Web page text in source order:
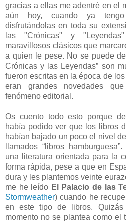
gracias a ellas me adentré en el
aún hoy, cuando ya
disfrutándolas en toda su
las "Crónicas" y
maravillosos clásicos que
a quien le pese. No se puede
Crónicas y las Leyendas” son
fueron escritas en la época de
eran grandes novedades
fenómeno editorial.
Os cuento todo esto porque
había podido ver que los libros
habían bajado un poco el nivel
llamados “libros
una literatura orientada para la
forma rápida, pese a que en
dura y les plantemos veinte
me he leído El Palacio de las
Stormweather) cuando he
en este tipo de libros.
momento no se plantea como el